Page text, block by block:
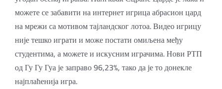
можете се забавити на интернет игрица абрасион цард
на мрежи са мотивом тајландског лотоа. Видео игрицу
није тешко играти и може постати омиљена међу
студентима, а можете и искусним играчима. Нови РТП
од Гу Гу Гуа је заправо 96,23%, тако да је то донекле
најплаћенија игра.